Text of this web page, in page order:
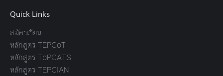
Quick Links
สมัครเรียน
หลักสูตร TEPCoT
หลักสูตร ToPCATS
หลักสูตร TEPCIAN